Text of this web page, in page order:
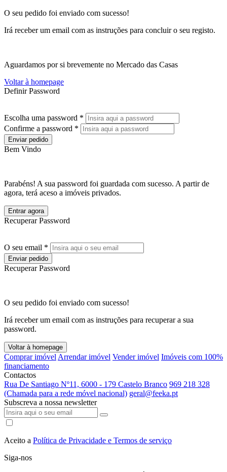
O seu pedido foi enviado com sucesso!
Irá receber um email com as instruções para concluir o seu registo.
Aguardamos por si brevemente no Mercado das Casas
Voltar à homepage
Definir Password
Escolha uma password *
Confirme a password *
Enviar pedido
Bem Vindo
Parabéns! A sua password foi guardada com sucesso. A partir de
agora, terá aceso a imóveis privados.
Entrar agora
Recuperar Password
O seu email *
Enviar pedido
Recuperar Password
O seu pedido foi enviado com sucesso!
Irá receber um email com as instruções para recuperar a sua
password.
Voltar à homepage
Comprar imóvel Arrendar imóvel Vender imóvel Imóveis com 100%
financiamento
Contactos
Rua De Santiago Nº11, 6000 - 179 Castelo Branco 969 218 328
(Chamada para a rede móvel nacional) geral@feeka.pt
Subscreva a nossa newsletter
Aceito a Política de Privacidade e Termos de serviço
Siga-nos